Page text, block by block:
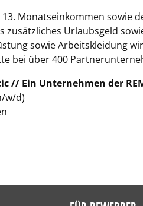
Monatseinkommen sowie
zusätzliches Urlaubsgeld
sowie Arbeitskleidung
bei über 400
// Ein Unternehmen der
w/d)